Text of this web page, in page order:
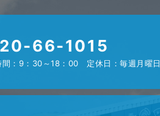
66-1015
間：9：30～18：00 定休日：毎週月曜日